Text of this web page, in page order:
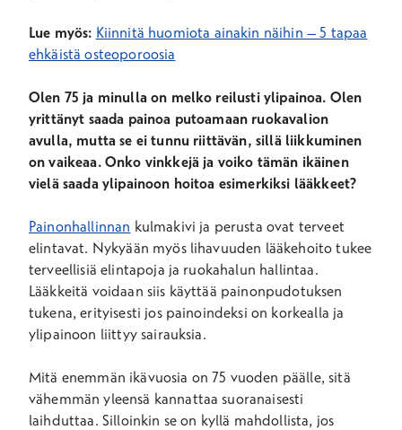
Lue myös: Kiinnitä huomiota ainakin näihin – 5 tapaa
ehkäistä osteoporoosia
Olen 75 ja minulla on melko reilusti ylipainoa. Olen
yrittänyt saada painoa putoamaan ruokavalion
avulla, mutta se ei tunnu riittävän, sillä liikkuminen
on vaikeaa. Onko vinkkejä ja voiko tämän ikäinen
vielä saada ylipainoon hoitoa esimerkiksi lääkkeet?
Painonhallinnan kulmakivi ja perusta ovat terveet
elintavat. Nykyään myös lihavuuden lääkehoito tukee
terveellisiä elintapoja ja ruokahalun hallintaa.
Lääkkeitä voidaan siis käyttää painonpudotuksen
tukena, erityisesti jos painoindeksi on korkealla ja
ylipainoon liittyy sairauksia.
Mitä enemmän ikävuosia on 75 vuoden päälle, sitä
vähemmän yleensä kannattaa suoranaisesti
laihduttaa. Silloinkin se on kyllä mahdollista, jos